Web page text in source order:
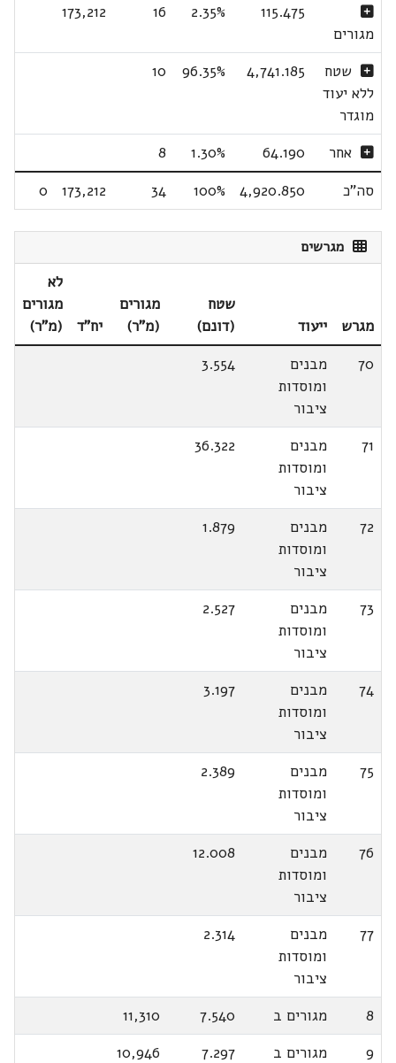
מגורים
115.475
2.35%
16
173,212
שטח
ללא יעוד
מוגדר
4,741.185
96.35%
10
אחר 64.190
1.30%
8
סה"כ
4,920.850
100%
34
173,212
0
מגרשים
מגרש ייעוד
שטח
(דונם)
מגורים
(מ"ר)
יח"ד
לא
מגורים
(מ"ר)
70
מבנים
ומוסדות
ציבור
3.554
71
מבנים
ומוסדות
ציבור
36.322
72
מבנים
ומוסדות
ציבור
1.879
73
מבנים
ומוסדות
ציבור
2.527
74
מבנים
ומוסדות
ציבור
3.197
75
מבנים
ומוסדות
ציבור
2.389
76
מבנים
ומוסדות
ציבור
12.008
77
מבנים
ומוסדות
ציבור
2.314
8 מגורים ב 7.540
11,310
9
מגורים ב 7.297
10,946